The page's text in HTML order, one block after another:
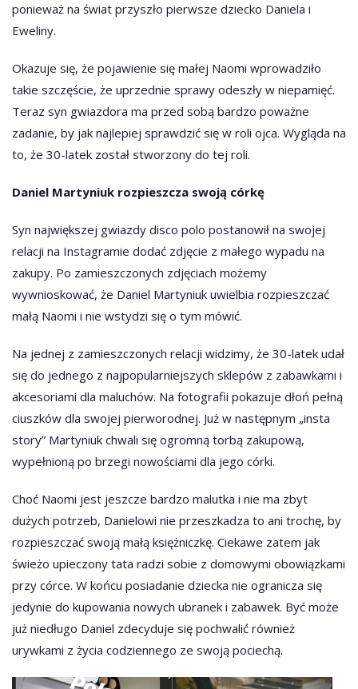
ponieważ na świat przyszło pierwsze dziecko Daniela i
Eweliny.
Okazuje się, że pojawienie się małej Naomi wprowadziło
takie szczęście, że uprzednie sprawy odeszły w niepamięć.
Teraz syn gwiazdora ma przed sobą bardzo poważne
zadanie, by jak najlepiej sprawdzić się w roli ojca. Wygląda na
to, że 30-latek został stworzony do tej roli.
Daniel Martyniuk rozpieszcza swoją córkę
Syn największej gwiazdy disco polo postanowił na swojej
relacji na Instagramie dodać zdjęcie z małego wypadu na
zakupy. Po zamieszczonych zdjęciach możemy
wywnioskować, że Daniel Martyniuk uwielbia rozpieszczać
małą Naomi i nie wstydzi się o tym mówić.
Na jednej z zamieszczonych relacji widzimy, że 30-latek udał
się do jednego z najpopularniejszych sklepów z zabawkami i
akcesoriami dla maluchów. Na fotografii pokazuje dłoń pełną
ciuszków dla swojej pierworodnej. Już w następnym „insta
story” Martyniuk chwali się ogromną torbą zakupową,
wypełnioną po brzegi nowościami dla jego córki.
Choć Naomi jest jeszcze bardzo malutka i nie ma zbyt
dużych potrzeb, Danielowi nie przeszkadza to ani trochę, by
rozpieszczać swoją małą księżniczkę. Ciekawe zatem jak
świeżo upieczony tata radzi sobie z domowymi obowiązkami
przy córce. W końcu posiadanie dziecka nie ogranicza się
jedynie do kupowania nowych ubranek i zabawek. Być może
już niedługo Daniel zdecyduje się pochwalić również
urywkami z życia codziennego ze swoją pociechą.